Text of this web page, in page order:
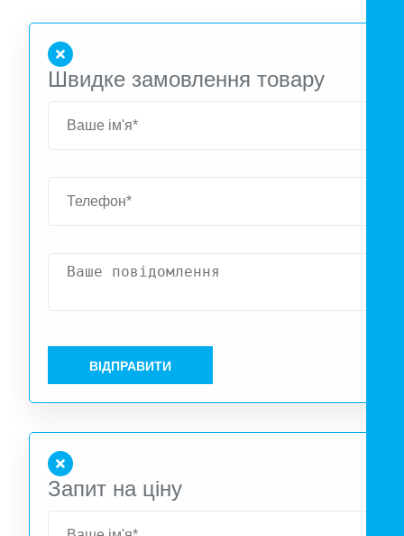
Охлаждения +10°С…+43°С, в режиме Нагрева -
Швидке замовлення товару
ВІДПРАВИТИ
Запит на ціну